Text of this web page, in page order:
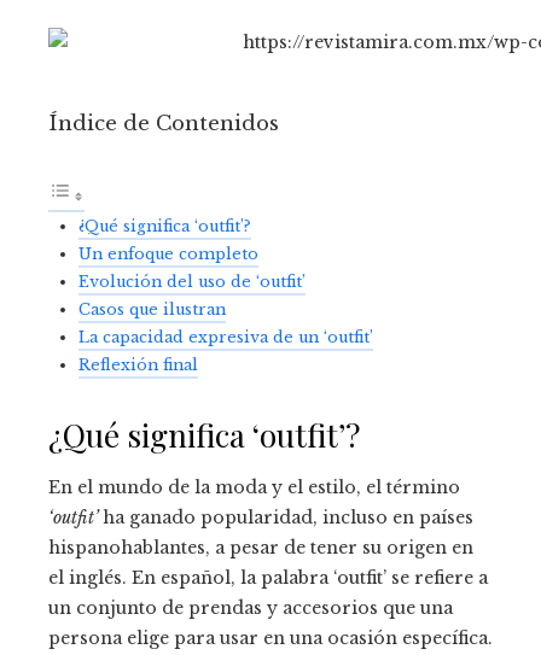
Índice de Contenidos
¿Qué significa ‘outfit’?
Un enfoque completo
Evolución del uso de ‘outfit’
Casos que ilustran
La capacidad expresiva de un ‘outfit’
Reflexión final
¿Qué significa ‘outfit’?
En el mundo de la moda y el estilo, el término
‘outfit’ha ganado popularidad, incluso en países
hispanohablantes, a pesar de tener su origen en
el inglés. En español, la palabra ‘outfit’ se refiere a
un conjunto de prendas y accesorios que una
persona elige para usar en una ocasión específica.